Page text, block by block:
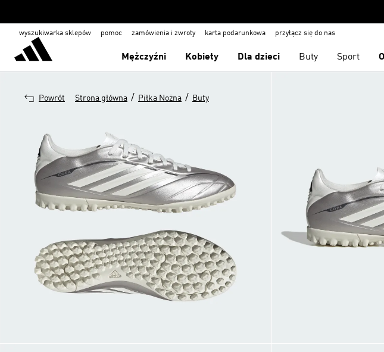
wyszukiwarka sklepów pomoc zamówienia i zwroty karta podarunkowa przyłącz się do nas
Mężczyźni Kobiety Dla dzieci Buty Sport
Powrót Strona główna / Piłka Nożna / Buty